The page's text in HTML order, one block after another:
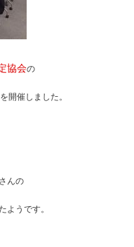
協会の
開催しました。
んの
うです。